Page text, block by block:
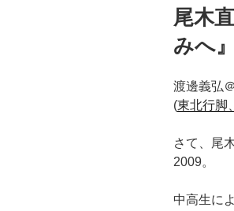
稿
日:
尾木
みへ
渡邊義弘
(東北行脚
さて、尾
2009。
中高生に